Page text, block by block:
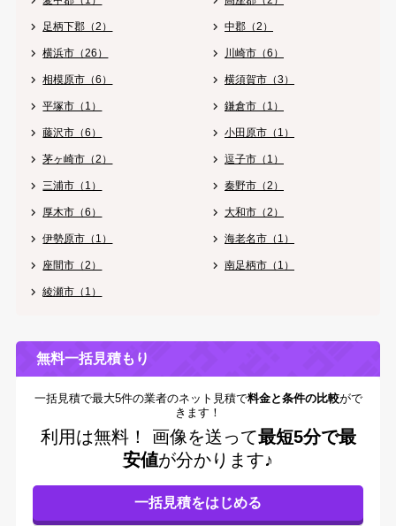
足柄下郡（2） 中郡（2）
横浜市（26） 川崎市（6）
相模原市（6） 横須賀市（3）
平塚市（1） 鎌倉市（1）
藤沢市（6） 小田原市（1）
茅ヶ崎市（2） 逗子市（1）
三浦市（1） 秦野市（2）
厚木市（6） 大和市（2）
伊勢原市（1） 海老名市（1）
座間市（2） 南足柄市（1）
綾瀬市（1）
無料一括見積もり
一括見積で最大5件の業者のネット見積で料金と条件の比較がで
きます！
利用は無料！ 画像を送って最短5分で最
安値が分かります♪